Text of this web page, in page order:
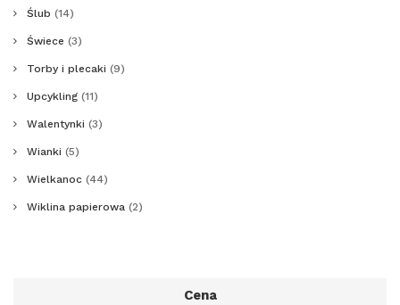
Ślub (14)
Świece (3)
Torby i plecaki (9)
Upcykling (11)
Walentynki (3)
Wianki (5)
Wielkanoc (44)
Wiklina papierowa (2)
Cena